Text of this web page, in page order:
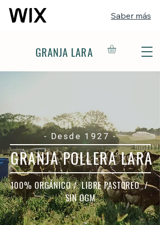
Saber más